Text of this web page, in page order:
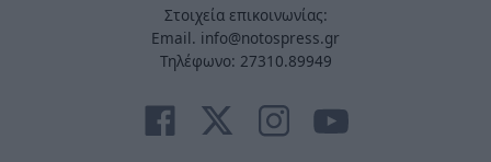
Στοιχεία επικοινωνίας:
Email. info@notospress.gr
Τηλέφωνο: 27310.89949